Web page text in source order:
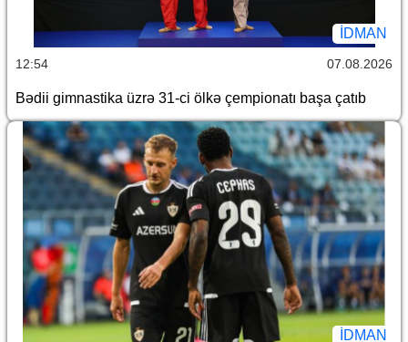
İDMAN
12:54 07.08.2026
Bədii gimnastika üzrə 31-ci ölkə çempionatı başa çatıb
İDMAN